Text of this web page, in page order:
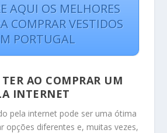
AQUI OS MELHORES
COMPRAR VESTIDOS
PORTUGAL
AO COMPRAR UM
INTERNET
pela internet pode ser uma ótima
opções diferentes e, muitas vezes,